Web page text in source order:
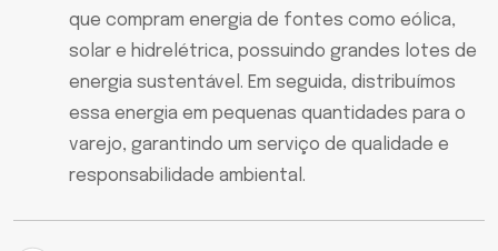
que compram energia de fontes como eólica,
solar e hidrelétrica, possuindo grandes lotes de
energia sustentável. Em seguida, distribuímos
essa energia em pequenas quantidades para o
varejo, garantindo um serviço de qualidade e
responsabilidade ambiental.